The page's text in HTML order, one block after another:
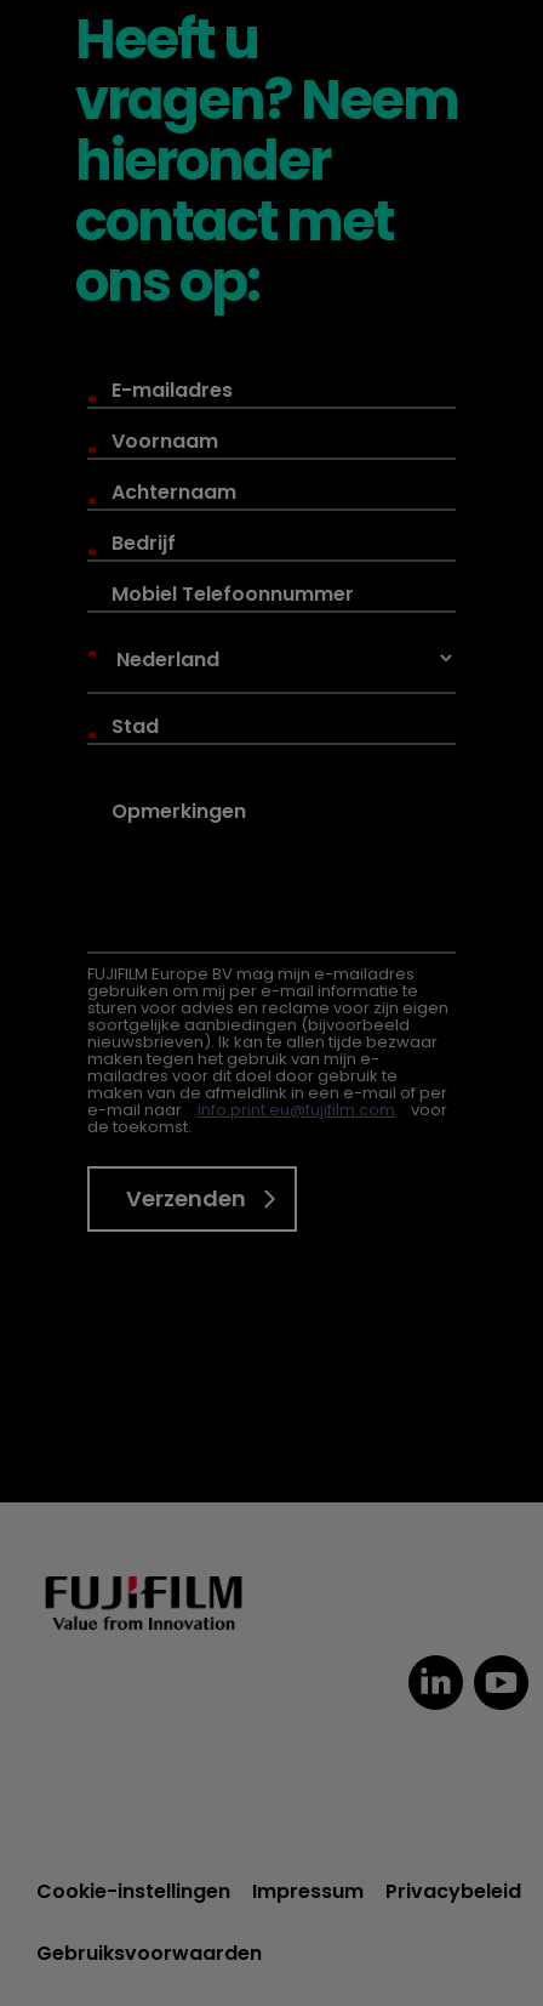
Heeft u
vragen? Neem
hieronder
contact met
ons op:
*
*
*
*
*
*
FUJIFILM Europe BV mag mijn e-mailadres
gebruiken om mij per e-mail informatie te
sturen voor advies en reclame voor zijn eigen
soortgelijke aanbiedingen (bijvoorbeeld
nieuwsbrieven). Ik kan te allen tijde bezwaar
maken tegen het gebruik van mijn e-
mailadres voor dit doel door gebruik te
maken van de afmeldlink in een e-mail of per
e-mail naar info.print.eu@fujifilm.com voor
de toekomst.
Verzenden
Cookie-instellingen Impressum Privacybeleid
Gebruiksvoorwaarden